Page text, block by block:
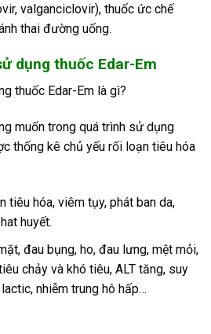
valganciclovir), thuốc ức chế
thai đường uống.
dụng thuốc Edar-Em
thuốc Edar-Em là gì?
muốn trong quá trình sử dụng
thống kê chủ yếu rối loạn tiêu hóa
tiêu hóa, viêm tụy, phát ban da,
huyết.
đau bụng, ho, đau lưng, mệt mỏi,
chảy và khó tiêu, ALT tăng, suy
nhiễm trung hô hấp…